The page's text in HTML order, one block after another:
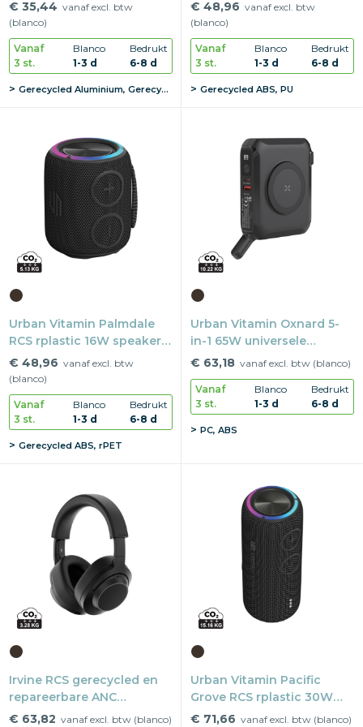
€ 35,44 vanaf excl. btw
(blanco)
Vanaf
3 st.
Blanco
1-3 d
Bedrukt
6-8 d
Gerecycled Aluminium, Gerecycled ABS
€ 48,96 vanaf excl. btw
(blanco)
Vanaf
3 st.
Blanco
1-3 d
Bedrukt
6-8 d
Gerecycled ABS, PU
Urban Vitamin Palmdale
RCS rplastic 16W speaker
IPX 7
€ 48,96 vanaf excl. btw
(blanco)
Vanaf
3 st.
Blanco
1-3 d
Bedrukt
6-8 d
Gerecycled ABS, rPET
Urban Vitamin Oxnard 5-
in-1 65W universele
oplader
€ 63,18 vanaf excl. btw (blanco)
Vanaf
3 st.
Blanco
1-3 d
Bedrukt
6-8 d
PC, ABS
Irvine RCS gerecycled en
repareerbare ANC
hoofdtelefoon
€ 63,82 vanaf excl. btw (blanco)
Urban Vitamin Pacific
Grove RCS rplastic 30W
speaker IPX7
€ 71,66 vanaf excl. btw (blanco)